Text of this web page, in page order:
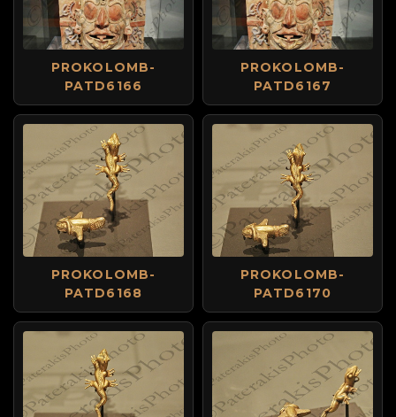
PROKOLOMB-
PATD6166
PROKOLOMB-
PATD6167
PROKOLOMB-
PATD6168
PROKOLOMB-
PATD6170